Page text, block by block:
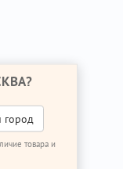
?
город
товара и